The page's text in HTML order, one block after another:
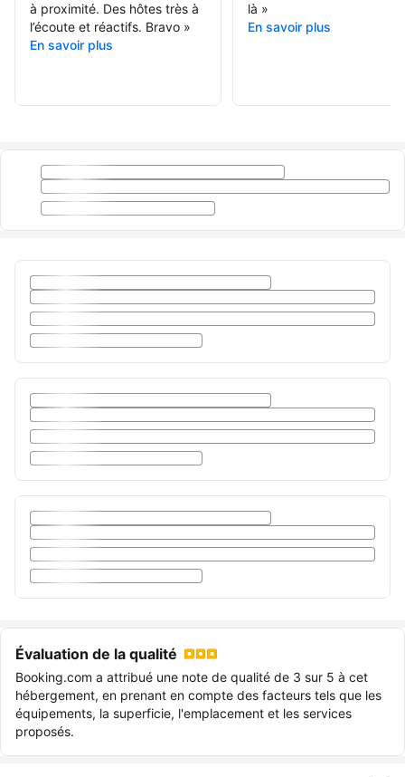
à proximité. Des hôtes très à
l’écoute et réactifs. Bravo »
En savoir plus
là »
En savoir plus
Évaluation de la qualité
Booking.com a attribué une note de qualité de 3 sur 5 à cet
hébergement, en prenant en compte des facteurs tels que les
équipements, la superficie, l'emplacement et les services
proposés.